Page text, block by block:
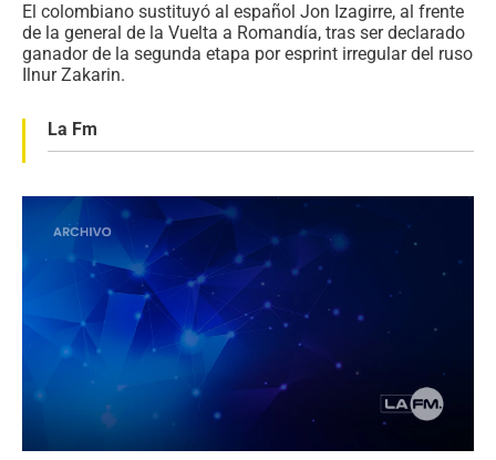
El colombiano sustituyó al español Jon Izagirre, al frente
de la general de la Vuelta a Romandía, tras ser declarado
ganador de la segunda etapa por esprint irregular del ruso
Ilnur Zakarin.
La Fm